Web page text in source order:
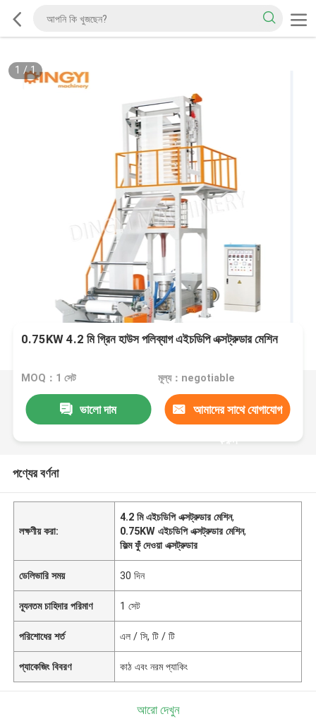
1 /1
0.75KW 4.2 মি গ্রিন হাউস পলিব্যাগ এইচডিপি এক্সট্রুডার মেশিন
MOQ：1 সেট মূল্য：negotiable
ভালো দাম আমাদের সাথে যোগাযোগ
করুন
পণ্যের বর্ণনা
লক্ষণীয় করা:
4.2 মি এইচডিপি এক্সট্রুডার মেশিন,
0.75KW এইচডিপি এক্সট্রুডার মেশিন,
ফিল্ম ফুঁ দেওয়া এক্সট্রুডার
ডেলিভারি সময় 30 দিন
ন্যূনতম চাহিদার পরিমাণ 1 সেট
পরিশোধের শর্ত এল / সি, টি / টি
প্যাকেজিং বিবরণ কাঠ এবং নরম প্যাকিং
আরো দেখুন